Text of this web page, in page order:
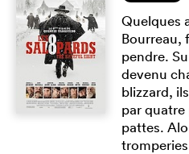
Quelques
Bourreau,
pendre.
devenu
blizzard,
par
pattes.